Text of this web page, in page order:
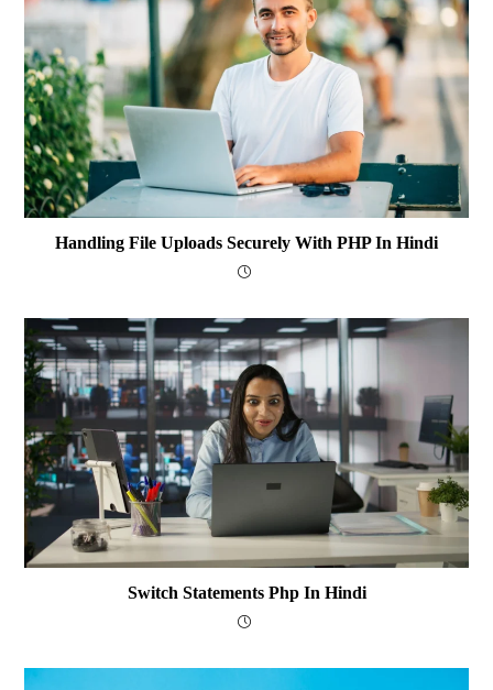
Handling File Uploads Securely With PHP In Hindi
Switch Statements Php In Hindi